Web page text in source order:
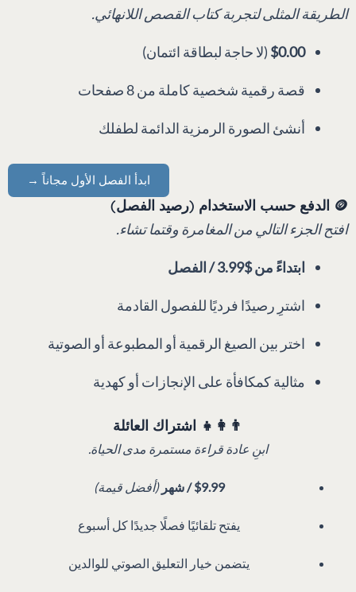
الطريقة المثلى لتجربة كتاب القصص اللانهائي.
$0.00 (لا حاجة لبطاقة ائتمان)
قصة رقمية شخصية كاملة من 8 صفحات
أنشئ الصورة الرمزية الدائمة لطفلك
ابدأ الفصل الأول مجاناً →
🪙 الدفع حسب الاستخدام (رصيد الفصل)
افتح الجزء التالي من المغامرة وقتما تشاء.
ابتداءً من $3.99 / الفصل
اشترِ رصيدًا فرديًا للفصول القادمة
اختر بين الصيغ الرقمية أو المطبوعة أو الصوتية
مثالية كمكافأة على الإنجازات أو كهدية
👨‍👩‍👧 اشتراك العائلة
ابنِ عادة قراءة مستمرة مدى الحياة.
$9.99 / شهر (أفضل قيمة)
يفتح تلقائيًا فصلًا جديدًا كل أسبوع
يتضمن خيار التعليق الصوتي للوالدين